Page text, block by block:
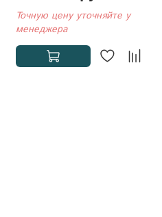
Точную цену уточняйте у
менеджера